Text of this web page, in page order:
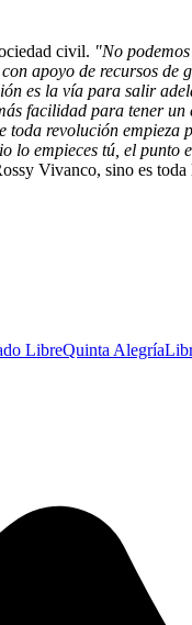
civil. "No
apoyo de recursos
es la vía para salir
facilidad para tener un
revolución
empieces tú, el punto
Vivanco, sino es
LibreQuinta Alegría